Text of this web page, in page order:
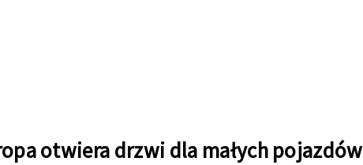
otwiera drzwi dla małych pojazdów